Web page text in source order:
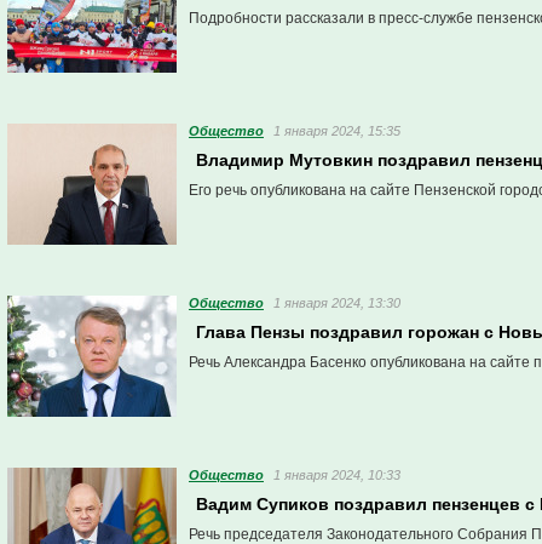
Подробности рассказали в пресс-службе
Общество 1 января 2024, 15:35
Владимир Мутовкин поздравил
Его речь опубликована на сайте Пензенской
Общество 1 января 2024, 13:30
Глава Пензы поздравил горожан с
Речь Александра Басенко опубликована на сайте
Общество 1 января 2024, 10:33
Вадим Супиков поздравил пензенцев
Речь председателя Законодательного Собрания